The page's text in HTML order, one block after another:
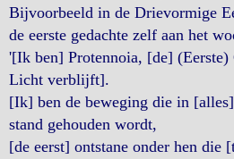
Bijvoorbeeld in de Drievormige
de eerste gedachte zelf aan het
'[Ik ben] Protennoia, [de] (Eerste)
Licht verblijft].
[Ik] ben de beweging die in
stand gehouden wordt,
[de eerst] ontstane onder hen die